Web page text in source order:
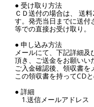
● 受け取り方法
ＣＤ送付の場合は、 送
す。発売当日までに送付
等での直接お受け取り。
● 申し込み方法
メールにて、下記詳細
頂き、ご送金をお願いい
ご入金確認後、領収書を
この領収書を持ってCD
● 詳細
1.送信メールアドレス